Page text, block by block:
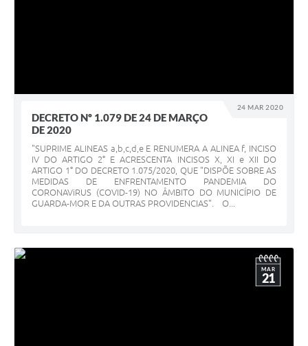
24 MAR 2020
DECRETO Nº 1.079 DE 24 DE MARÇO
DE 2020
"SUPRIME ALINEAS a,b,c,d,e E RENUMERA A ALINEA f, INCISO
IV DO ARTIGO 2° E ACRESCENTA INCISOS X, XI e XII DO
ARTIGO 1° DO DECRETO 1.075/2020, QUE "DISPÕE SOBRE AS
MEDIDAS DE ENFRENTAMENTO PANDEMIA DO
CORONAViRUS (COVID-19) NO ÂMBITO DO MUNICÍPIO DE
GUARDA-MOR E DA OUTRAS PROVIDENCIAS". O...
MAR
21